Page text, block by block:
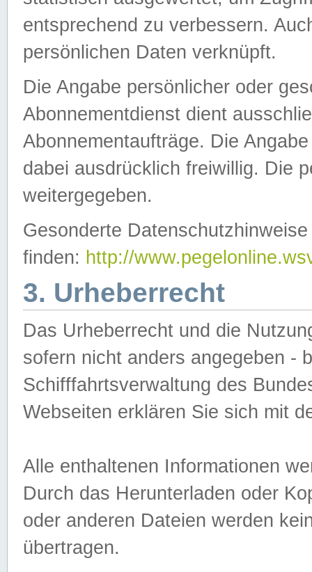
entsprechend zu verbessern.
persönlichen Daten verknüpft.
Die Angabe persönlicher oder
Abonnementdienst dient
Abonnementaufträge. Die
dabei ausdrücklich freiwillig. Die
weitergegeben.
Gesonderte
finden: http://
3. Urheberrecht
Das Urheberrecht und die
sofern nicht anders angegeben -
Schifffahrtsverwaltung des
Webseiten erklären Sie sich mit
Alle enthaltenen Informationen
Durch das Herunterladen oder
oder anderen Dateien werden
übertragen.